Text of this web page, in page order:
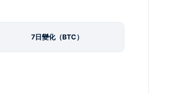
7日變化（BTC）